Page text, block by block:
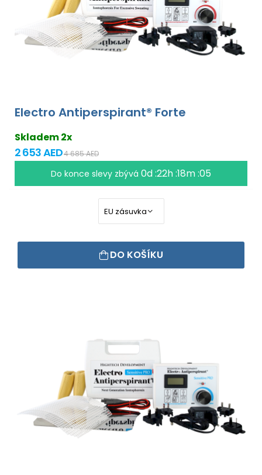
Electro Antiperspirant® Forte
Skladem 2x
2 653 AED4 685 AED
Do konce slevy zbývá 0d :22h :18m :04
DO KOŠÍKU